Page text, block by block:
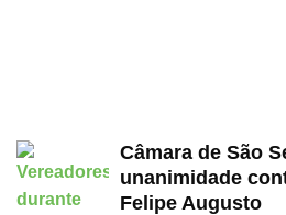
Câmara de São
unanimidade
Felipe Augusto